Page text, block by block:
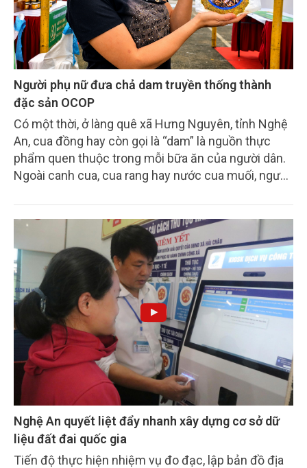
mà còn là những định hướng thiết thực cho hành
trình phát triển của Tạp chí Nông nghiệp và Môi
trường hướng tới các chuẩn mực học thuật toàn
cầu.
Người phụ nữ đưa chả dam truyền thống thành
đặc sản OCOP
Có một thời, ở làng quê xã Hưng Nguyên, tỉnh Nghệ
An, cua đồng hay còn gọi là “dam” là nguồn thực
phẩm quen thuộc trong mỗi bữa ăn của người dân.
Ngoài canh cua, cua rang hay nước cua muối, người
cua, lọc lấy nước rồi trộn với bột và gia vị để làm
chả.
Nghệ An quyết liệt đẩy nhanh xây dựng cơ sở dữ
liệu đất đai quốc gia
Tiến độ thực hiện nhiệm vụ đo đạc, lập bản đồ địa